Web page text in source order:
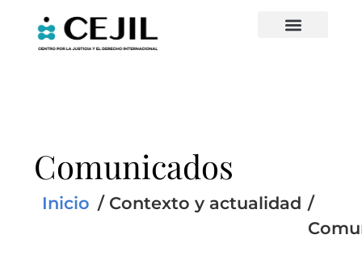
Comunicados
Inicio / Contexto y actualidad /